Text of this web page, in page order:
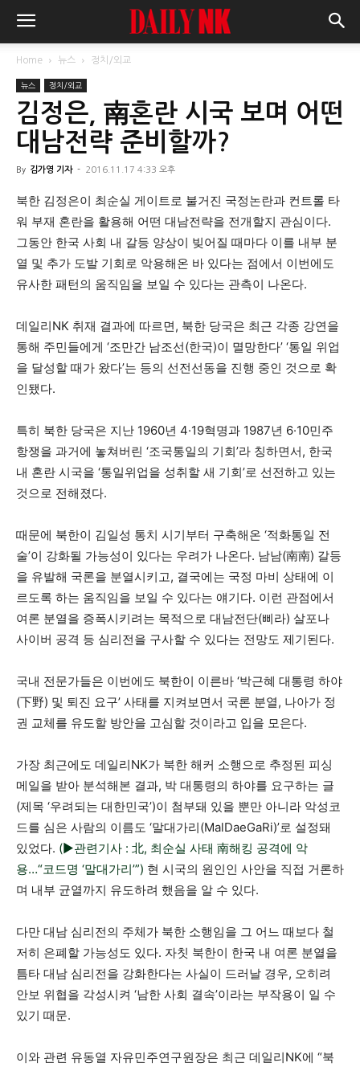
Home 뉴스 정치/외교
뉴스 정치/외교
김정은, 南혼란 시국 보며 어떤
대남전략 준비할까?
By 김가영 기자 - 2016.11.17 4:33 오후
북한 김정은이 최순실 게이트로 불거진 국정논란과 컨트롤 타
워 부재 혼란을 활용해 어떤 대남전략을 전개할지 관심이다.
그동안 한국 사회 내 갈등 양상이 빚어질 때마다 이를 내부 분
열 및 추가 도발 기회로 악용해온 바 있다는 점에서 이번에도
유사한 패턴의 움직임을 보일 수 있다는 관측이 나온다.
데일리NK 취재 결과에 따르면, 북한 당국은 최근 각종 강연을
통해 주민들에게 ‘조만간 남조선(한국)이 멸망한다’ ‘통일 위업
을 달성할 때가 왔다’는 등의 선전선동을 진행 중인 것으로 확
인됐다.
특히 북한 당국은 지난 1960년 4·19혁명과 1987년 6·10민주
항쟁을 과거에 놓쳐버린 ‘조국통일의 기회’라 칭하면서, 한국
내 혼란 시국을 ‘통일위업을 성취할 새 기회’로 선전하고 있는
것으로 전해졌다.
때문에 북한이 김일성 통치 시기부터 구축해온 ‘적화통일 전
술’이 강화될 가능성이 있다는 우려가 나온다. 남남(南南) 갈등
을 유발해 국론을 분열시키고, 결국에는 국정 마비 상태에 이
르도록 하는 움직임을 보일 수 있다는 얘기다. 이런 관점에서
여론 분열을 증폭시키려는 목적으로 대남전단(삐라) 살포나
사이버 공격 등 심리전을 구사할 수 있다는 전망도 제기된다.
국내 전문가들은 이번에도 북한이 이른바 ‘박근혜 대통령 하야
(下野) 및 퇴진 요구’ 사태를 지켜보면서 국론 분열, 나아가 정
권 교체를 유도할 방안을 고심할 것이라고 입을 모은다.
가장 최근에도 데일리NK가 북한 해커 소행으로 추정된 피싱
메일을 받아 분석해본 결과, 박 대통령의 하야를 요구하는 글
(제목 ‘우려되는 대한민국’)이 첨부돼 있을 뿐만 아니라 악성코
드를 심은 사람의 이름도 ‘말대가리(MalDaeGaRi)’로 설정돼
있었다. (▶관련기사 : 北, 최순실 사태 南해킹 공격에 악
용…“코드명 ‘말대가리’”) 현 시국의 원인인 사안을 직접 거론하
며 내부 균열까지 유도하려 했음을 알 수 있다.
다만 대남 심리전의 주체가 북한 소행임을 그 어느 때보다 철
저히 은폐할 가능성도 있다. 자칫 북한이 한국 내 여론 분열을
틈타 대남 심리전을 강화한다는 사실이 드러날 경우, 오히려
안보 위협을 각성시켜 ‘남한 사회 결속’이라는 부작용이 일 수
있기 때문.
이와 관련 유동열 자유민주연구원장은 최근 데일리NK에 “북